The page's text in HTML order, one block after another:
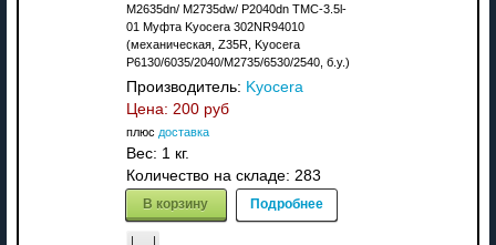
M2635dn/ M2735dw/ P2040dn TMC-3.5l-
01 Муфта Kyocera 302NR94010
(механическая, Z35R, Kyocera
P6130/6035/2040/M2735/6530/2540, б.у.)
Производитель: Kyocera
Цена: 200 руб
плюс доставка
Вес: 1 кг.
Количество на складе: 283
В корзину Подробнее